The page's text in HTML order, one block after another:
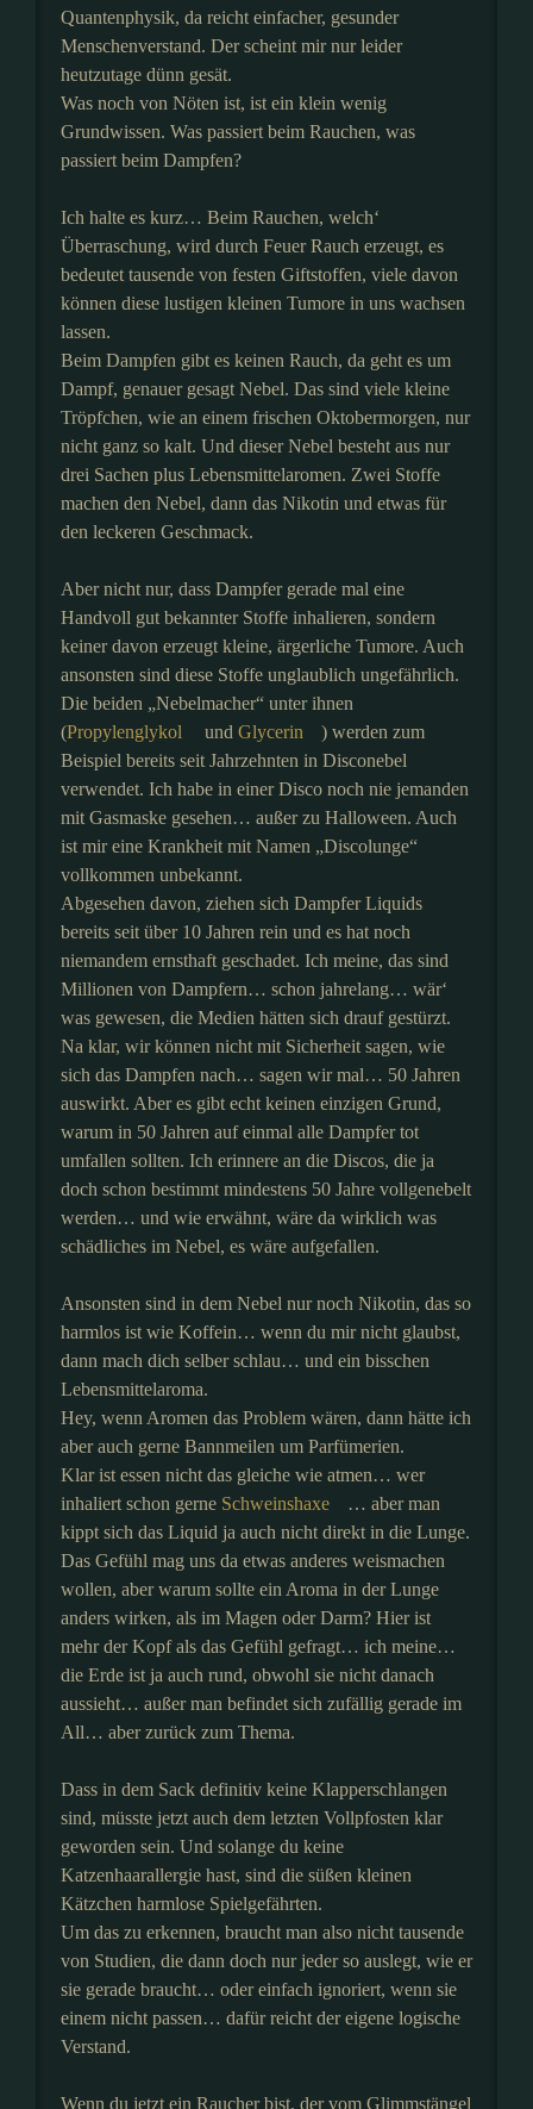
Quantenphysik, da reicht einfacher, gesunder
Menschenverstand. Der scheint mir nur leider
heutzutage dünn gesät.
Was noch von Nöten ist, ist ein klein wenig
Grundwissen. Was passiert beim Rauchen, was
passiert beim Dampfen?
Ich halte es kurz… Beim Rauchen, welch‘
Überraschung, wird durch Feuer Rauch erzeugt, es
bedeutet tausende von festen Giftstoffen, viele davon
können diese lustigen kleinen Tumore in uns wachsen
lassen.
Beim Dampfen gibt es keinen Rauch, da geht es um
Dampf, genauer gesagt Nebel. Das sind viele kleine
Tröpfchen, wie an einem frischen Oktobermorgen, nur
nicht ganz so kalt. Und dieser Nebel besteht aus nur
drei Sachen plus Lebensmittelaromen. Zwei Stoffe
machen den Nebel, dann das Nikotin und etwas für
den leckeren Geschmack.
Aber nicht nur, dass Dampfer gerade mal eine
Handvoll gut bekannter Stoffe inhalieren, sondern
keiner davon erzeugt kleine, ärgerliche Tumore. Auch
ansonsten sind diese Stoffe unglaublich ungefährlich.
Die beiden „Nebelmacher“ unter ihnen
(Propylenglykol und Glycerin
) werden zum
Beispiel bereits seit Jahrzehnten in Disconebel
verwendet. Ich habe in einer Disco noch nie jemanden
mit Gasmaske gesehen… außer zu Halloween. Auch
ist mir eine Krankheit mit Namen „Discolunge“
vollkommen unbekannt.
Abgesehen davon, ziehen sich Dampfer Liquids
bereits seit über 10 Jahren rein und es hat noch
niemandem ernsthaft geschadet. Ich meine, das sind
Millionen von Dampfern… schon jahrelang… wär‘
was gewesen, die Medien hätten sich drauf gestürzt.
Na klar, wir können nicht mit Sicherheit sagen, wie
sich das Dampfen nach… sagen wir mal… 50 Jahren
auswirkt. Aber es gibt echt keinen einzigen Grund,
warum in 50 Jahren auf einmal alle Dampfer tot
umfallen sollten. Ich erinnere an die Discos, die ja
doch schon bestimmt mindestens 50 Jahre vollgenebelt
werden… und wie erwähnt, wäre da wirklich was
schädliches im Nebel, es wäre aufgefallen.
Ansonsten sind in dem Nebel nur noch Nikotin, das so
harmlos ist wie Koffein… wenn du mir nicht glaubst,
dann mach dich selber schlau… und ein bisschen
Lebensmittelaroma.
Hey, wenn Aromen das Problem wären, dann hätte ich
aber auch gerne Bannmeilen um Parfümerien.
Klar ist essen nicht das gleiche wie atmen… wer
inhaliert schon gerne Schweinshaxe
… aber man
kippt sich das Liquid ja auch nicht direkt in die Lunge.
Das Gefühl mag uns da etwas anderes weismachen
wollen, aber warum sollte ein Aroma in der Lunge
anders wirken, als im Magen oder Darm? Hier ist
mehr der Kopf als das Gefühl gefragt… ich meine…
die Erde ist ja auch rund, obwohl sie nicht danach
aussieht… außer man befindet sich zufällig gerade im
All… aber zurück zum Thema.
Dass in dem Sack definitiv keine Klapperschlangen
sind, müsste jetzt auch dem letzten Vollpfosten klar
geworden sein. Und solange du keine
Katzenhaarallergie hast, sind die süßen kleinen
Kätzchen harmlose Spielgefährten.
Um das zu erkennen, braucht man also nicht tausende
von Studien, die dann doch nur jeder so auslegt, wie er
sie gerade braucht… oder einfach ignoriert, wenn sie
einem nicht passen… dafür reicht der eigene logische
Verstand.
Wenn du jetzt ein Raucher bist, der vom Glimmstängel